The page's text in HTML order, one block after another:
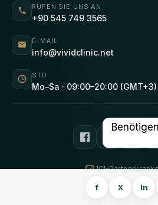
f X In
RUFEN SIE UNS AN
+90 545 749 3565
E-MAIL
info@vividclinic.net
STD
Mo–Sa · 09:00–20:00 (GMT+3)
JCI-
Patienten